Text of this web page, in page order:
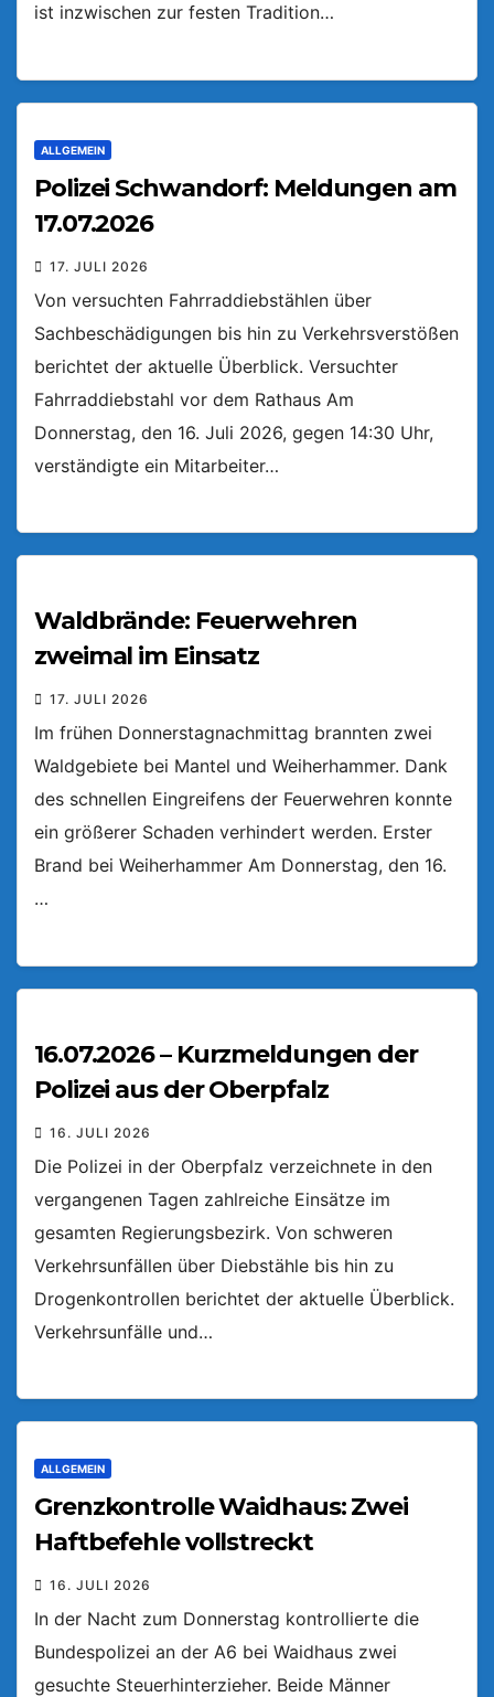
ist inzwischen zur festen Tradition…
ALLGEMEIN
Polizei Schwandorf: Meldungen am
17.07.2026
17. JULI 2026
Von versuchten Fahrraddiebstählen über
Sachbeschädigungen bis hin zu Verkehrsverstößen
berichtet der aktuelle Überblick. Versuchter
Fahrraddiebstahl vor dem Rathaus Am
Donnerstag, den 16. Juli 2026, gegen 14:30 Uhr,
verständigte ein Mitarbeiter…
Waldbrände: Feuerwehren
zweimal im Einsatz
17. JULI 2026
Im frühen Donnerstagnachmittag brannten zwei
Waldgebiete bei Mantel und Weiherhammer. Dank
des schnellen Eingreifens der Feuerwehren konnte
ein größerer Schaden verhindert werden. Erster
Brand bei Weiherhammer Am Donnerstag, den 16.
…
16.07.2026 – Kurzmeldungen der
Polizei aus der Oberpfalz
16. JULI 2026
Die Polizei in der Oberpfalz verzeichnete in den
vergangenen Tagen zahlreiche Einsätze im
gesamten Regierungsbezirk. Von schweren
Verkehrsunfällen über Diebstähle bis hin zu
Drogenkontrollen berichtet der aktuelle Überblick.
Verkehrsunfälle und…
ALLGEMEIN
Grenzkontrolle Waidhaus: Zwei
Haftbefehle vollstreckt
16. JULI 2026
In der Nacht zum Donnerstag kontrollierte die
Bundespolizei an der A6 bei Waidhaus zwei
gesuchte Steuerhinterzieher. Beide Männer